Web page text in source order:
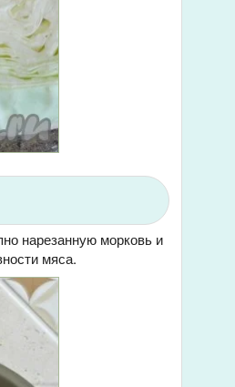
нарезанную морковь и
мяса.